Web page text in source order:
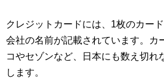
クレジットカードには、1枚のカー
会社の名前が記載されています。カ
コやセゾンなど、日本にも数え切れ
します。